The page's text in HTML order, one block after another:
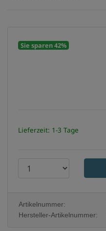
Sie sparen 42%
Lieferzeit: 1-3 Tage
r
d
Artikelnummer:
Hersteller-Artikelnummer: